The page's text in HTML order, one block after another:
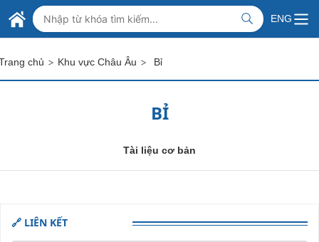
Skip to Main Content
BỘ NGOẠI GIAO VIỆT NAM
MINISTRY OF FOREIGN AFFAIRS
ENG
chủ > Khu vực Châu Âu > Bỉ
BỈ
Tài liệu cơ bản
🔗 LIÊN KẾT